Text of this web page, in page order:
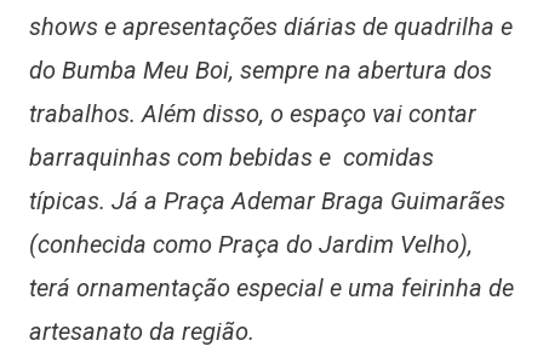
shows e apresentações diárias de quadrilha e
do Bumba Meu Boi, sempre na abertura dos
trabalhos. Além disso, o espaço vai contar
barraquinhas com bebidas e comidas
típicas. Já a Praça Ademar Braga Guimarães
(conhecida como Praça do Jardim Velho),
terá ornamentação especial e uma feirinha de
artesanato da região.